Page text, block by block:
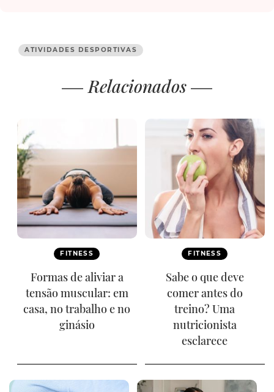
ATIVIDADES DESPORTIVAS
Relacionados
FITNESS
Formas de aliviar a
tensão muscular: em
casa, no trabalho e no
ginásio
FITNESS
Sabe o que deve
comer antes do
treino? Uma
nutricionista
esclarece